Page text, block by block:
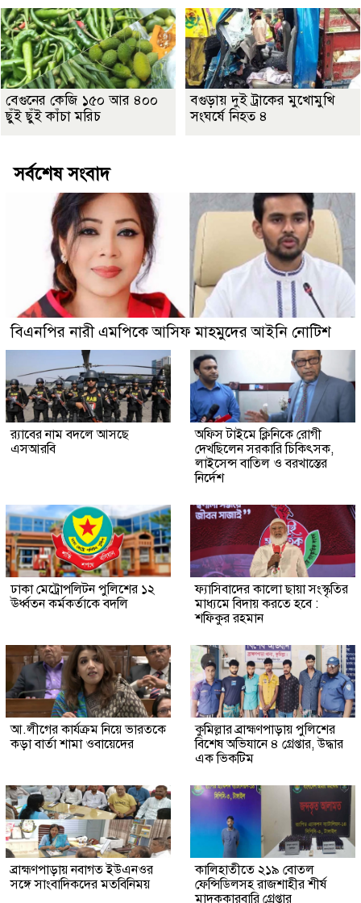
বেগুনের কেজি ১৫০ আর ৪০০
ছুঁই ছুঁই কাঁচা মরিচ
বগুড়ায় দুই ট্রাকের মুখোমুখি
সংঘর্ষে নিহত ৪
সর্বশেষ সংবাদ
বিএনপির নারী এমপিকে আসিফ মাহমুদের আইনি নোটিশ
র‍্যাবের নাম বদলে আসছে
এসআরবি
অফিস টাইমে ক্লিনিকে রোগী
দেখছিলেন সরকারি চিকিৎসক,
লাইসেন্স বাতিল ও বরখাস্তের
নির্দেশ
ঢাকা মেট্রোপলিটন পুলিশের ১২
ঊর্ধ্বতন কর্মকর্তাকে বদলি
ফ্যাসিবাদের কালো ছায়া সংস্কৃতির
মাধ্যমে বিদায় করতে হবে :
শফিকুর রহমান
আ.লীগের কার্যক্রম নিয়ে ভারতকে
কড়া বার্তা শামা ওবায়েদের
কুমিল্লার ব্রাহ্মণপাড়ায় পুলিশের
বিশেষ অভিযানে ৪ গ্রেপ্তার, উদ্ধার
এক ভিকটিম
ব্রাহ্মণপাড়ায় নবাগত ইউএনওর
সঙ্গে সাংবাদিকদের মতবিনিময়
কালিহাতীতে ২১৯ বোতল
ফেন্সিডিলসহ রাজশাহীর শীর্ষ
মাদককারবারি গ্রেপ্তার